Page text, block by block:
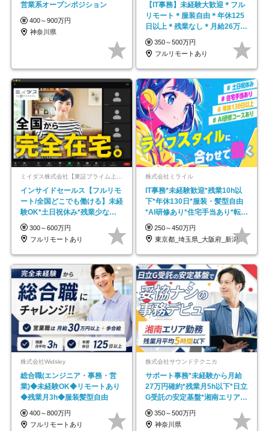
営業系オープンポジション
400～900万円
神奈川県
【IT事務】未経験大歓迎＊フル
リモート＊服装自由＊年休125
日以上＊残業なし＊月給26万円
以上
350～500万円
フルリモートあり
インサイドセールス【フルリモ
ート/全国どこでも働ける】未経
験OK*土日祝休み*残業少なめ*
在宅勤務手当あり
300～600万円
フルリモートあり
株式会社ミライル
IT事務*未経験歓迎*残業10h以
下*年休130日*服装・髪型自由
*AI研修あり*住宅手当あり*転勤
なし
250～450万円
東京都_埼玉県_大阪府_新潟県_福岡県
株式会社Widsley
総合職(エンジニア・事務・営
業)◆未経験OK◆リモートあり
◆残業月3h◆服装髪型自由
400～800万円
フルリモートあり
株式会社サウンドテクニカ
サポート事務*未経験から月給
27万円確約*残業月5h以下*日立
G受託の安定基盤*湘南エリア勤
務
350～500万円
神奈川県